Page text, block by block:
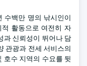
수백만 명의 낚시인이
적 활동으로 여전히 자
과 신뢰성이 뛰어나 담
관광과 전세 서비스의
호수 지역의 수요를 뒷